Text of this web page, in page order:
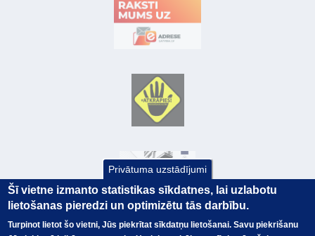
Privātuma uzstādījumi
Šī vietne izmanto statistikas sīkdatnes, lai uzlabotu
lietošanas pieredzi un optimizētu tās darbību.
Turpinot lietot šo vietni, Jūs piekrītat sīkdatņu lietošanai. Savu piekrišanu